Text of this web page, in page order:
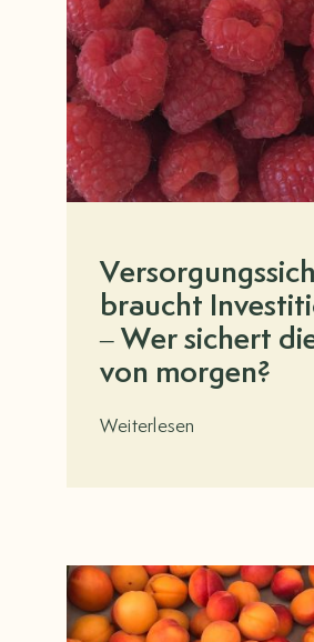
braucht
– Wer sichert
von morgen?
Weiterlesen